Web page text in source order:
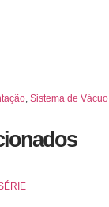
Sistema de Vácuo